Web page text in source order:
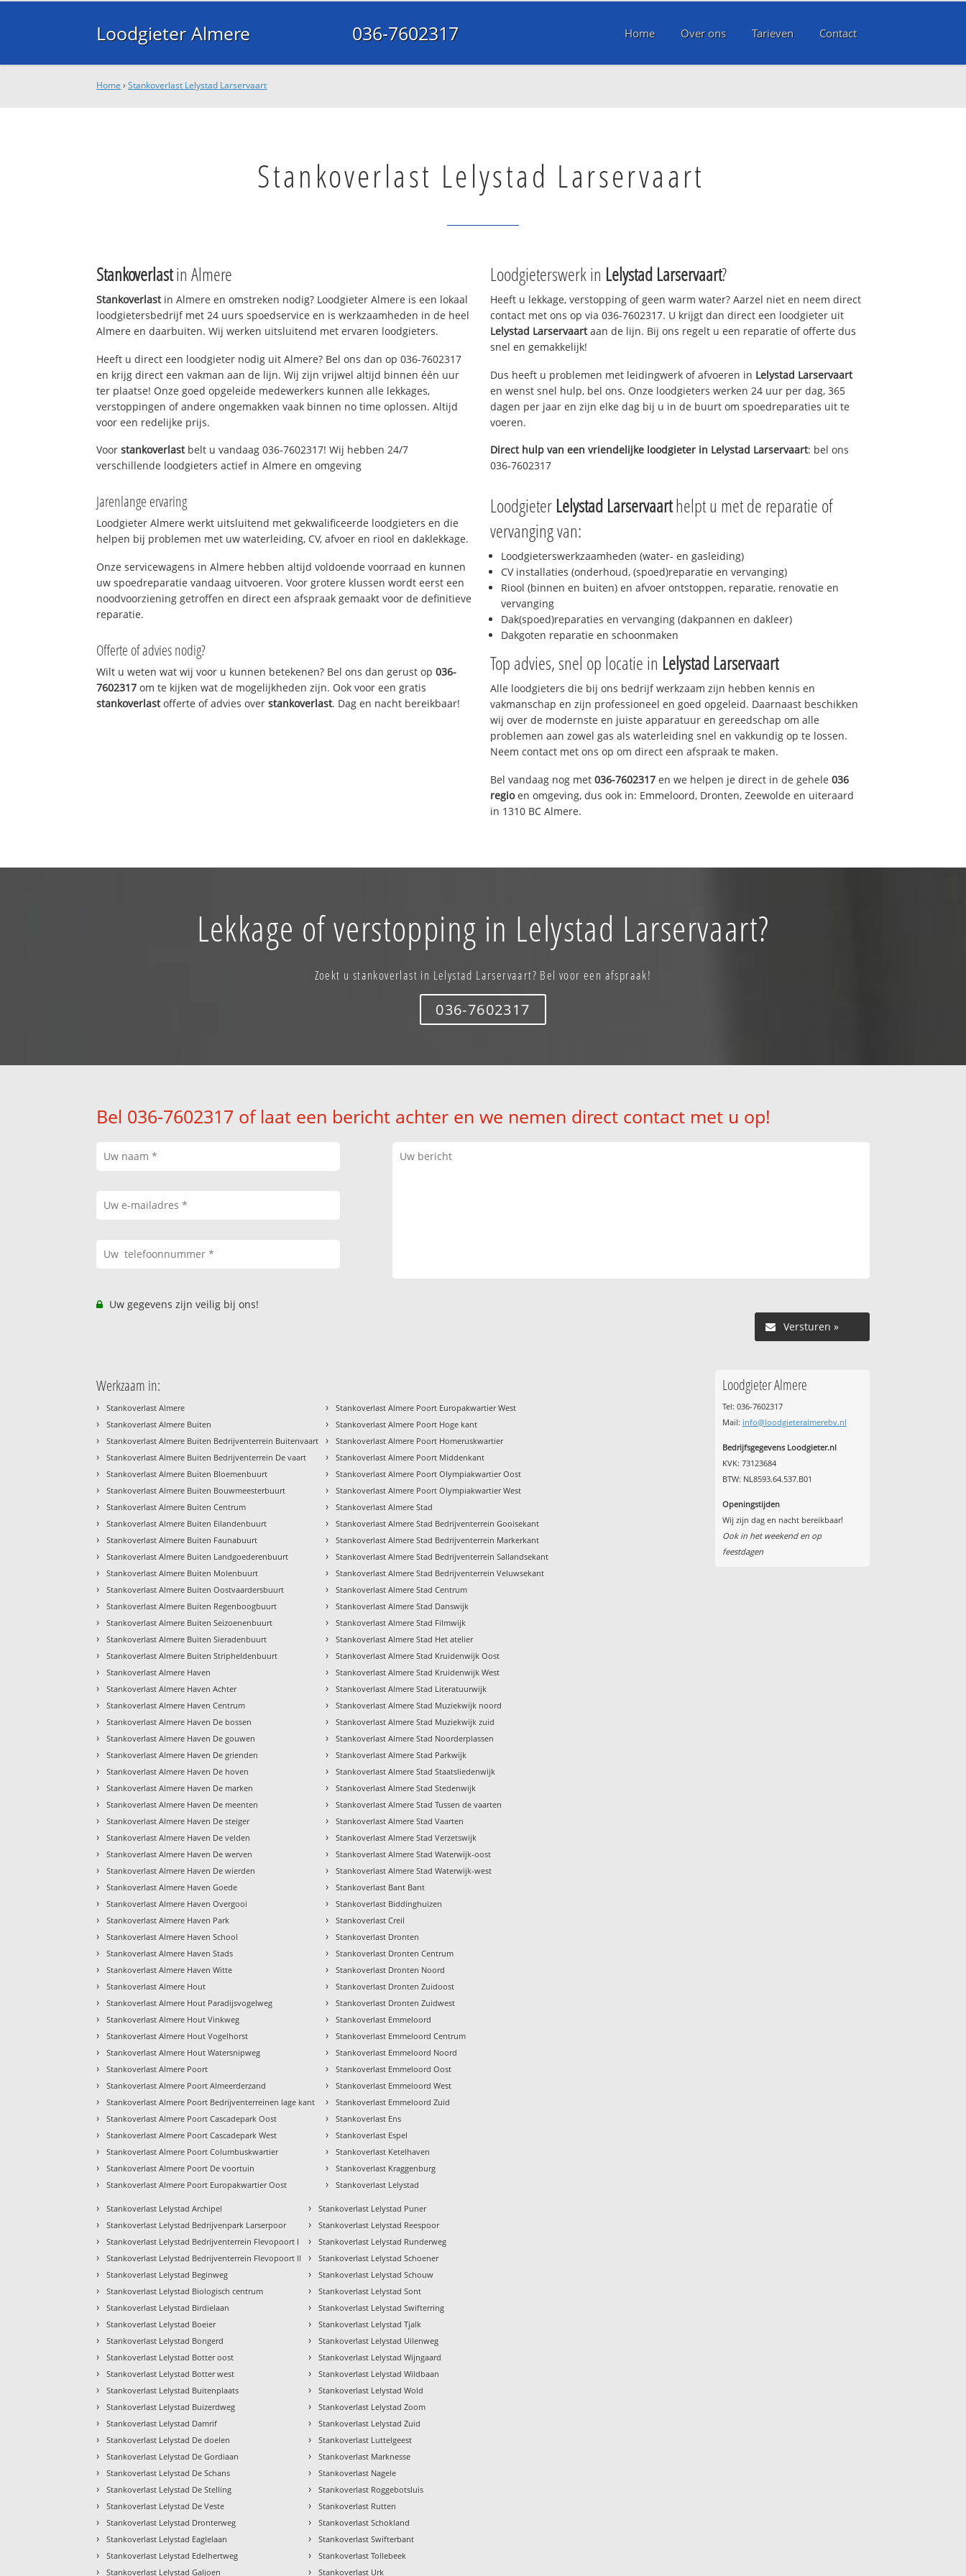
Loodgieter Almere 036-7602317 Home Over ons Tarieven Contact
Home ›Stankoverlast Lelystad Larservaart
Stankoverlast Lelystad Larservaart
Stankoverlastin Almere
Stankoverlastin Almere en omstreken nodig? Loodgieter Almere is een lokaal
loodgietersbedrijf met 24 uurs spoedservice en is werkzaamheden in de heel
Almere en daarbuiten. Wij werken uitsluitend met ervaren loodgieters.
Heeft u direct een loodgieter nodig uit Almere? Bel ons dan op 036-7602317
en krijg direct een vakman aan de lijn. Wij zijn vrijwel altijd binnen één uur
ter plaatse! Onze goed opgeleide medewerkers kunnen alle lekkages,
verstoppingen of andere ongemakken vaak binnen no time oplossen. Altijd
voor een redelijke prijs.
Voorstankoverlastbelt u vandaag 036-7602317! Wij hebben 24/7
verschillende loodgieters actief in Almere en omgeving
Jarenlange ervaring
Loodgieter Almere werkt uitsluitend met gekwalificeerde loodgieters en die
helpen bij problemen met uw waterleiding, CV, afvoer en riool en daklekkage.
Onze servicewagens in Almere hebben altijd voldoende voorraad en kunnen
uw spoedreparatie vandaag uitvoeren. Voor grotere klussen wordt eerst een
noodvoorziening getroffen en direct een afspraak gemaakt voor de definitieve
reparatie.
Offerte of advies nodig?
Wilt u weten wat wij voor u kunnen betekenen? Bel ons dan gerust op036-
7602317 om te kijken wat de mogelijkheden zijn. Ook voor een gratis
stankoverlastofferte of advies overstankoverlast. Dag en nacht bereikbaar!
Loodgieterswerk in Lelystad Larservaart?
Heeft u lekkage, verstopping of geen warm water? Aarzel niet en neem direct
contact met ons op via 036-7602317. U krijgt dan direct een loodgieter uit
Lelystad Larservaartaan de lijn. Bij ons regelt u een reparatie of offerte dus
snel en gemakkelijk!
Dus heeft u problemen met leidingwerk of afvoeren in Lelystad Larservaart
en wenst snel hulp, bel ons. Onze loodgieters werken 24 uur per dag, 365
dagen per jaar en zijn elke dag bij u in de buurt om spoedreparaties uit te
voeren.
Direct hulp van een vriendelijke loodgieter in Lelystad Larservaart: bel ons
036-7602317
Loodgieter Lelystad Larservaarthelpt u met de reparatie of
vervanging van:
Loodgieterswerkzaamheden (water- en gasleiding)
CV installaties (onderhoud, (spoed)reparatie en vervanging)
Riool (binnen en buiten) en afvoer ontstoppen, reparatie, renovatie en
vervanging
Dak(spoed)reparaties en vervanging (dakpannen en dakleer)
Dakgoten reparatie en schoonmaken
Top advies, snel op locatie in Lelystad Larservaart
Alle loodgieters die bij ons bedrijf werkzaam zijn hebben kennis en
vakmanschap en zijn professioneel en goed opgeleid. Daarnaast beschikken
wij over de modernste en juiste apparatuur en gereedschap om alle
problemen aan zowel gas als waterleiding snel en vakkundig op te lossen.
Neem contact met ons op om direct een afspraak te maken.
Bel vandaag nog met 036-7602317 en we helpen je direct in de gehele 036
regioen omgeving, dus ook in: Emmeloord, Dronten, Zeewolde en uiteraard
in 1310 BC Almere.
Lekkage of verstopping in Lelystad Larservaart?
Zoekt u stankoverlast in Lelystad Larservaart? Bel voor een afspraak!
036-7602317
Bel 036-7602317 of laat een bericht achter en we nemen direct contact met u op!
Uw gegevens zijn veilig bij ons!
Versturen »
Werkzaam in:
› Stankoverlast Almere
› Stankoverlast Almere Buiten
› Stankoverlast Almere Buiten Bedrijventerrein Buitenvaart
› Stankoverlast Almere Buiten Bedrijventerrein De vaart
› Stankoverlast Almere Buiten Bloemenbuurt
› Stankoverlast Almere Buiten Bouwmeesterbuurt
› Stankoverlast Almere Buiten Centrum
› Stankoverlast Almere Buiten Eilandenbuurt
› Stankoverlast Almere Buiten Faunabuurt
› Stankoverlast Almere Buiten Landgoederenbuurt
› Stankoverlast Almere Buiten Molenbuurt
› Stankoverlast Almere Buiten Oostvaardersbuurt
› Stankoverlast Almere Buiten Regenboogbuurt
› Stankoverlast Almere Buiten Seizoenenbuurt
› Stankoverlast Almere Buiten Sieradenbuurt
› Stankoverlast Almere Buiten Stripheldenbuurt
› Stankoverlast Almere Haven
› Stankoverlast Almere Haven Achter
› Stankoverlast Almere Haven Centrum
› Stankoverlast Almere Haven De bossen
› Stankoverlast Almere Haven De gouwen
› Stankoverlast Almere Haven De grienden
› Stankoverlast Almere Haven De hoven
› Stankoverlast Almere Haven De marken
› Stankoverlast Almere Haven De meenten
› Stankoverlast Almere Haven De steiger
› Stankoverlast Almere Haven De velden
› Stankoverlast Almere Haven De werven
› Stankoverlast Almere Haven De wierden
› Stankoverlast Almere Haven Goede
› Stankoverlast Almere Haven Overgooi
› Stankoverlast Almere Haven Park
› Stankoverlast Almere Haven School
› Stankoverlast Almere Haven Stads
› Stankoverlast Almere Haven Witte
› Stankoverlast Almere Hout
› Stankoverlast Almere Hout Paradijsvogelweg
› Stankoverlast Almere Hout Vinkweg
› Stankoverlast Almere Hout Vogelhorst
› Stankoverlast Almere Hout Watersnipweg
› Stankoverlast Almere Poort
› Stankoverlast Almere Poort Almeerderzand
› Stankoverlast Almere Poort Bedrijventerreinen lage kant
› Stankoverlast Almere Poort Cascadepark Oost
› Stankoverlast Almere Poort Cascadepark West
› Stankoverlast Almere Poort Columbuskwartier
› Stankoverlast Almere Poort De voortuin
› Stankoverlast Almere Poort Europakwartier Oost
› Stankoverlast Almere Poort Europakwartier West
› Stankoverlast Almere Poort Hoge kant
› Stankoverlast Almere Poort Homeruskwartier
› Stankoverlast Almere Poort Middenkant
› Stankoverlast Almere Poort Olympiakwartier Oost
› Stankoverlast Almere Poort Olympiakwartier West
› Stankoverlast Almere Stad
› Stankoverlast Almere Stad Bedrijventerrein Gooisekant
› Stankoverlast Almere Stad Bedrijventerrein Markerkant
› Stankoverlast Almere Stad Bedrijventerrein Sallandsekant
› Stankoverlast Almere Stad Bedrijventerrein Veluwsekant
› Stankoverlast Almere Stad Centrum
› Stankoverlast Almere Stad Danswijk
› Stankoverlast Almere Stad Filmwijk
› Stankoverlast Almere Stad Het atelier
› Stankoverlast Almere Stad Kruidenwijk Oost
› Stankoverlast Almere Stad Kruidenwijk West
› Stankoverlast Almere Stad Literatuurwijk
› Stankoverlast Almere Stad Muziekwijk noord
› Stankoverlast Almere Stad Muziekwijk zuid
› Stankoverlast Almere Stad Noorderplassen
› Stankoverlast Almere Stad Parkwijk
› Stankoverlast Almere Stad Staatsliedenwijk
› Stankoverlast Almere Stad Stedenwijk
› Stankoverlast Almere Stad Tussen de vaarten
› Stankoverlast Almere Stad Vaarten
› Stankoverlast Almere Stad Verzetswijk
› Stankoverlast Almere Stad Waterwijk-oost
› Stankoverlast Almere Stad Waterwijk-west
› Stankoverlast Bant Bant
› Stankoverlast Biddinghuizen
› Stankoverlast Creil
› Stankoverlast Dronten
› Stankoverlast Dronten Centrum
› Stankoverlast Dronten Noord
› Stankoverlast Dronten Zuidoost
› Stankoverlast Dronten Zuidwest
› Stankoverlast Emmeloord
› Stankoverlast Emmeloord Centrum
› Stankoverlast Emmeloord Noord
› Stankoverlast Emmeloord Oost
› Stankoverlast Emmeloord West
› Stankoverlast Emmeloord Zuid
› Stankoverlast Ens
› Stankoverlast Espel
› Stankoverlast Ketelhaven
› Stankoverlast Kraggenburg
› Stankoverlast Lelystad
› Stankoverlast Lelystad Archipel
› Stankoverlast Lelystad Bedrijvenpark Larserpoor
› Stankoverlast Lelystad Bedrijventerrein Flevopoort I
› Stankoverlast Lelystad Bedrijventerrein Flevopoort II
› Stankoverlast Lelystad Beginweg
› Stankoverlast Lelystad Biologisch centrum
› Stankoverlast Lelystad Birdielaan
› Stankoverlast Lelystad Boeier
› Stankoverlast Lelystad Bongerd
› Stankoverlast Lelystad Botter oost
› Stankoverlast Lelystad Botter west
› Stankoverlast Lelystad Buitenplaats
› Stankoverlast Lelystad Buizerdweg
› Stankoverlast Lelystad Damrif
› Stankoverlast Lelystad De doelen
› Stankoverlast Lelystad De Gordiaan
› Stankoverlast Lelystad De Schans
› Stankoverlast Lelystad De Stelling
› Stankoverlast Lelystad De Veste
› Stankoverlast Lelystad Dronterweg
› Stankoverlast Lelystad Eaglelaan
› Stankoverlast Lelystad Edelhertweg
› Stankoverlast Lelystad Galjoen
› Stankoverlast Lelystad Puner
› Stankoverlast Lelystad Reespoor
› Stankoverlast Lelystad Runderweg
› Stankoverlast Lelystad Schoener
› Stankoverlast Lelystad Schouw
› Stankoverlast Lelystad Sont
› Stankoverlast Lelystad Swifterring
› Stankoverlast Lelystad Tjalk
› Stankoverlast Lelystad Uilenweg
› Stankoverlast Lelystad Wijngaard
› Stankoverlast Lelystad Wildbaan
› Stankoverlast Lelystad Wold
› Stankoverlast Lelystad Zoom
› Stankoverlast Lelystad Zuid
› Stankoverlast Luttelgeest
› Stankoverlast Marknesse
› Stankoverlast Nagele
› Stankoverlast Roggebotsluis
› Stankoverlast Rutten
› Stankoverlast Schokland
› Stankoverlast Swifterbant
› Stankoverlast Tollebeek
› Stankoverlast Urk
Loodgieter Almere
Tel: 036-7602317
Mail: info@loodgieteralmerebv.nl
Bedrijfsgegevens Loodgieter.nl
KVK: 73123684
BTW: NL8593.64.537.B01
Openingstijden
Wij zijn dag en nacht bereikbaar!
Ook in het weekend en op
feestdagen